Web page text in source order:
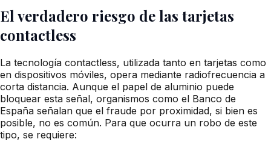
El verdadero riesgo de las tarjetas
contactless
La tecnología contactless, utilizada tanto en tarjetas como
en dispositivos móviles, opera mediante radiofrecuencia a
corta distancia. Aunque el papel de aluminio puede
bloquear esta señal, organismos como el Banco de
España señalan que el fraude por proximidad, si bien es
posible, no es común. Para que ocurra un robo de este
tipo, se requiere: